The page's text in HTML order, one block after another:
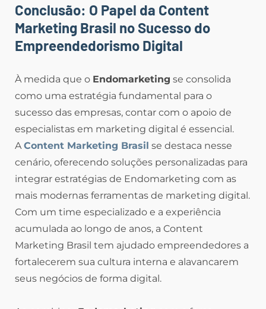
Conclusão: O Papel da Content
Marketing Brasil no Sucesso do
Empreendedorismo Digital
À medida que o Endomarketing se consolida
como uma estratégia fundamental para o
sucesso das empresas, contar com o apoio de
especialistas em marketing digital é essencial.
A Content Marketing Brasil se destaca nesse
cenário, oferecendo soluções personalizadas para
integrar estratégias de Endomarketing com as
mais modernas ferramentas de marketing digital.
Com um time especializado e a experiência
acumulada ao longo de anos, a Content
Marketing Brasil tem ajudado empreendedores a
fortalecerem sua cultura interna e alavancarem
seus negócios de forma digital.